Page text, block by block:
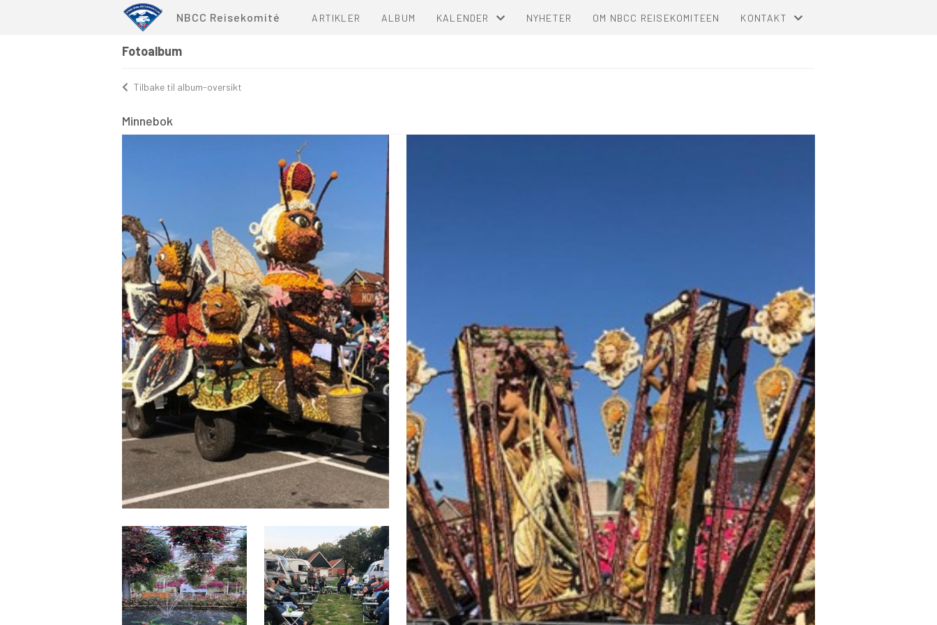
NBCC Reisekomité ARTIKLER ALBUM KALENDER NYHETER OM NBCC REISEKOMITEEN KONTAKT
Fotoalbum
Tilbake til album-oversikt
Minnebok